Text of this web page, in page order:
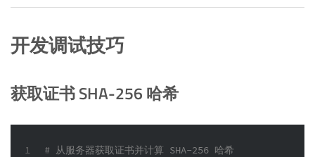
开发调试技巧
获取证书 SHA-256 哈希
1
# 从服务器获取证书并计算 SHA-256 哈希